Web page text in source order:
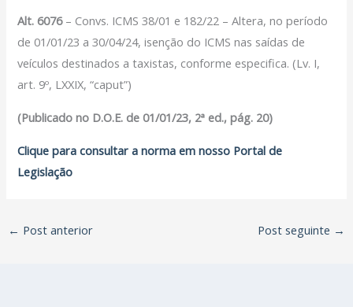
Alt. 6076– Convs. ICMS 38/01 e 182/22 – Altera, no período
de 01/01/23 a 30/04/24, isenção do ICMS nas saídas de
veículos destinados a taxistas, conforme especifica. (Lv. I,
art. 9º, LXXIX, “caput”)
(Publicado no D.O.E. de 01/01/23, 2ª ed., pág. 20)
Clique para consultar a norma em nosso Portal de
Legislação
← Post anterior Post seguinte →